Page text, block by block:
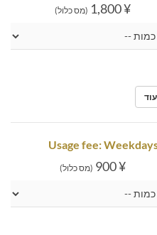
¥ 1,800 (מס כלול)
Usage fee:
¥ 900 (מס כלול)